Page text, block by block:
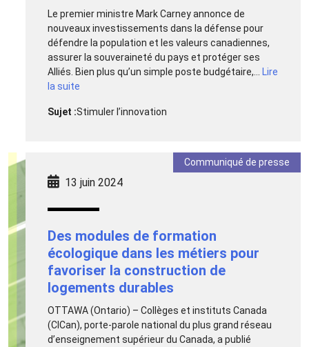
Le premier ministre Mark Carney annonce de
nouveaux investissements dans la défense pour
défendre la population et les valeurs canadiennes,
assurer la souveraineté du pays et protéger ses
Alliés. Bien plus qu’un simple poste budgétaire,...
Lire
la suite
Sujet :Stimuler l’innovation
13 juin 2024
Communiqué de presse
Des modules de formation
écologique dans les métiers pour
favoriser la construction de
logements durables
OTTAWA (Ontario) – Collèges et instituts Canada
(CICan), porte-parole national du plus grand réseau
d’enseignement supérieur du Canada, a publié